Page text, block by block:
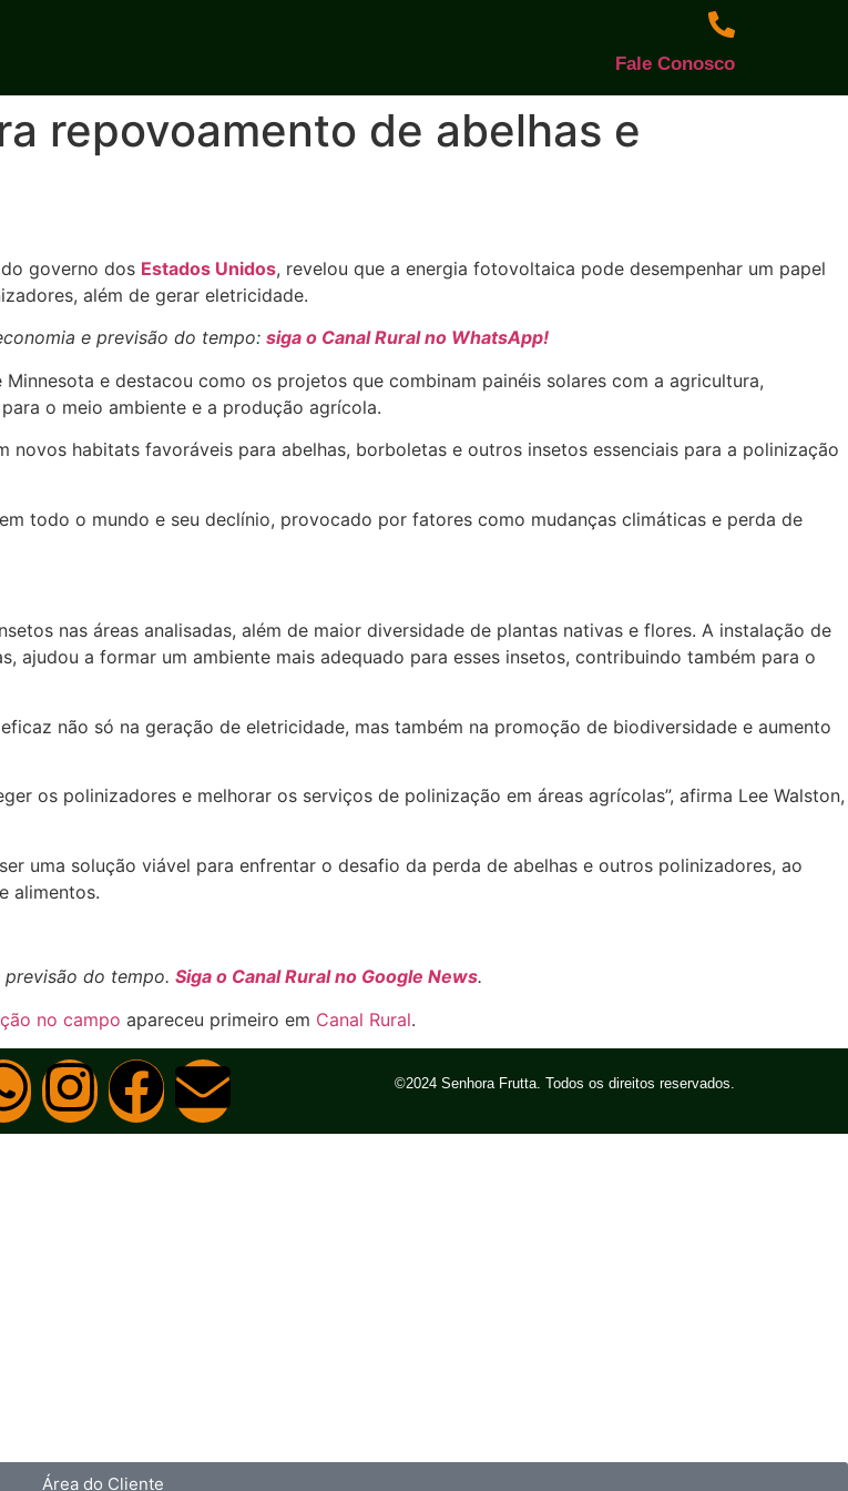
Fale Conosco
repovoamento de abelhas e
governo dos Estados Unidos, revelou que a energia fotovoltaica pode desempenhar um papel
além de gerar eletricidade.
e previsão do tempo: siga o Canal Rural no WhatsApp!
e destacou como os projetos que combinam painéis solares com a agricultura,
o meio ambiente e a produção agrícola.
habitats favoráveis para abelhas, borboletas e outros insetos essenciais para a polinização
todo o mundo e seu declínio, provocado por fatores como mudanças climáticas e perda de
nas áreas analisadas, além de maior diversidade de plantas nativas e flores. A instalação de
ajudou a formar um ambiente mais adequado para esses insetos, contribuindo também para o
não só na geração de eletricidade, mas também na promoção de biodiversidade e aumento
os polinizadores e melhorar os serviços de polinização em áreas agrícolas”, afirma Lee Walston,
uma solução viável para enfrentar o desafio da perda de abelhas e outros polinizadores, ao
alimentos.
do tempo. Siga o Canal Rural no Google News.
no campo apareceu primeiro em Canal Rural.
©2024 Senhora Frutta. Todos os direitos reservados.
Área do Cliente